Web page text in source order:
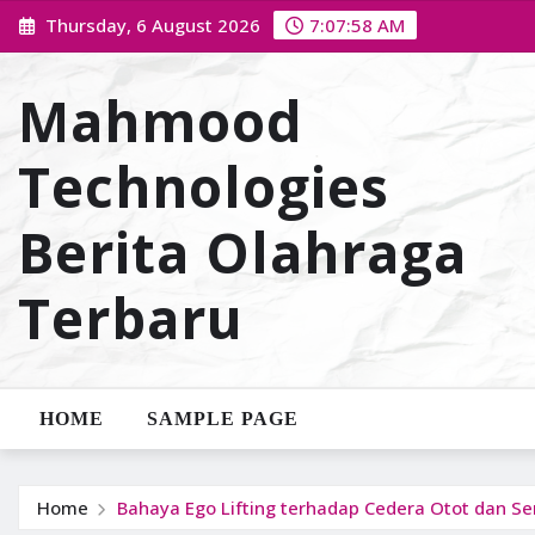
Skip
to
Thursday, 6 August 2026 7:07:59 AM
Mahmood
Technologies
Berita Olahraga
Terbaru
HOME SAMPLE PAGE
Home Bahaya Ego Lifting terhadap Cedera Otot dan